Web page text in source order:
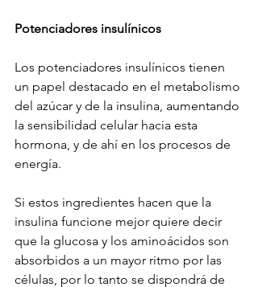
Potenciadores insulínicos
Los potenciadores insulínicos tienen
un papel destacado en el metabolismo
del azúcar y de la insulina, aumentando
la sensibilidad celular hacia esta
hormona, y de ahí en los procesos de
energía.
Si estos ingredientes hacen que la
insulina funcione mejor quiere decir
que la glucosa y los aminoácidos son
absorbidos a un mayor ritmo por las
células, por lo tanto se dispondrá de